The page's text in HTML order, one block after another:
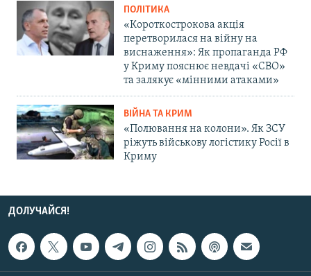
ПОЛІТИКА
«Короткострокова акція
перетворилася на війну на
виснаження»: Як пропаганда РФ
у Криму пояснює невдачі «СВО»
та залякує «мінними атаками»
ВІЙНА ТА КРИМ
«Полювання на колони». Як ЗСУ
ріжуть військову логістику Росії в
Криму
ДОЛУЧАЙСЯ!